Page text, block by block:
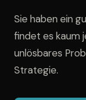
Sie haben ein
findet es kaum
unlösbares
Strategie.